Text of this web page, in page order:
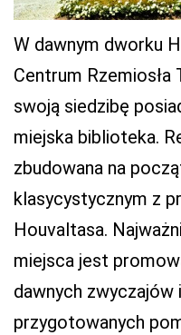
W dawnym dworku
Centrum Rzemiosła
swoją siedzibę
miejska biblioteka.
zbudowana na
klasycystycznym z
Houvaltasa.
miejsca jest
dawnych
przygotowanych